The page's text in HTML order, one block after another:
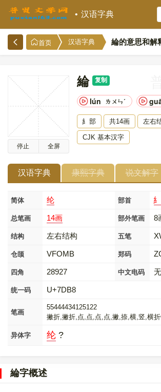
汉语字典
首页 汉语字典 綸的意思和解
停止 全屏
綸 复制
lún ㄌㄨㄣˊ
糹部 共14画 左右
CJK 基本汉字
汉语字典 康熙字典 说文解字
简体 纶 部首
总笔画 14画 部外笔画 8
结构 左右结构 五笔
仓颉 VFOMB 郑码
四角 28927 中文电码 无
统一码 U+7DB8
笔画
55444434125122
撇折,撇折,点,点,点,点,撇,捺,横,竖,横
异体字 纶 ?
綸字概述